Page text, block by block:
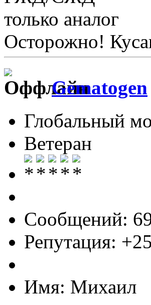
только аналог
Осторожно!
Gematogen
Глобальный
Ветеран
Сообщений:
Репутация:
Имя: Михаил